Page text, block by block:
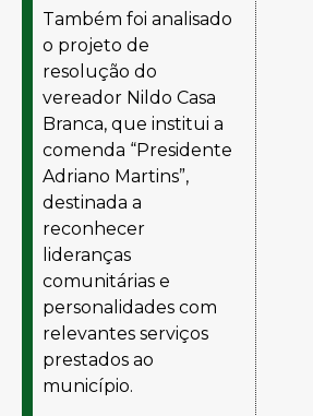
Também foi analisado
o projeto de
resolução do
vereador Nildo Casa
Branca, que institui a
comenda “Presidente
Adriano Martins”,
destinada a
reconhecer
lideranças
comunitárias e
personalidades com
relevantes serviços
prestados ao
município.